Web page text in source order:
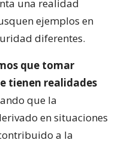
una realidad
ejemplos en
diferentes.
que tomar
tienen realidades
que la
en situaciones
a la